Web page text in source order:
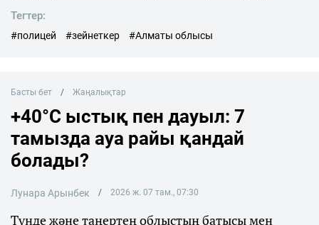
Тегтер:
#полицей #зейнеткер #Алматы облысы
Басты бет Жаңалықтар
+40°C ыстық пен дауыл: 7
тамызда ауа райы қандай
болады?
Лунара Арынбек 2026 ж. 07 там., 07:30
Түнде және таңертең облыстың батысы мен